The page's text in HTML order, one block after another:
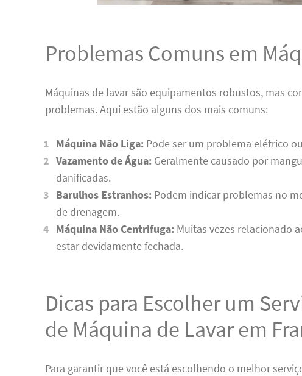
Problemas Comuns em
Máquinas de lavar são equipamentos robustos, mas
problemas. Aqui estão alguns dos mais comuns:
Máquina Não Liga:Pode ser um problema elétrico
Vazamento de Água:Geralmente causado por
danificadas.
Barulhos Estranhos:Podem indicar problemas no
de drenagem.
Máquina Não Centrifuga:Muitas vezes relacionado
estar devidamente fechada.
Dicas para Escolher um
de Máquina de Lavar em
Para garantir que você está escolhendo o melhor